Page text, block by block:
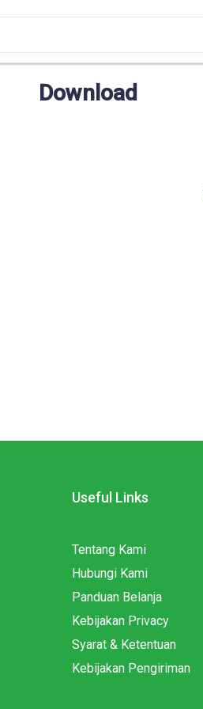
Download
Useful Links
Tentang Kami
Hubungi Kami
Panduan Belanja
Kebijakan Privacy
Syarat & Ketentuan
Kebijakan Pengiriman